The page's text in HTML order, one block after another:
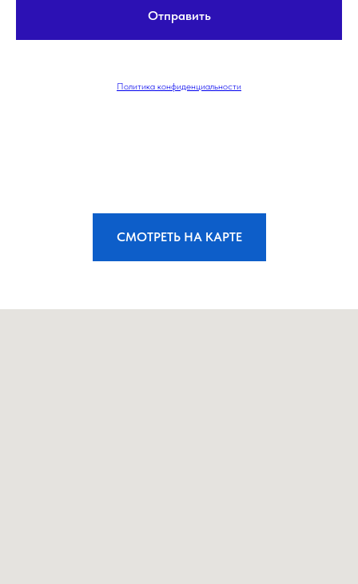
Отправить
Политика конфиденциальности
СМОТРЕТЬ НА КАРТЕ